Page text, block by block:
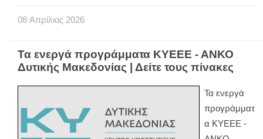
08 Απρίλιος 2026
Τα ενεργά προγράμματα ΚΥΕΕΕ - ΑΝΚΟ
Δυτικής Μακεδονίας | Δείτε τους πίνακες
Τα ενεργά
προγράμματ
α ΚΥΕΕΕ -